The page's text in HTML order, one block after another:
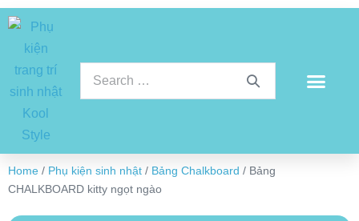
Home / Phụ kiện sinh nhật / Bảng Chalkboard / Bảng
CHALKBOARD kitty ngọt ngào